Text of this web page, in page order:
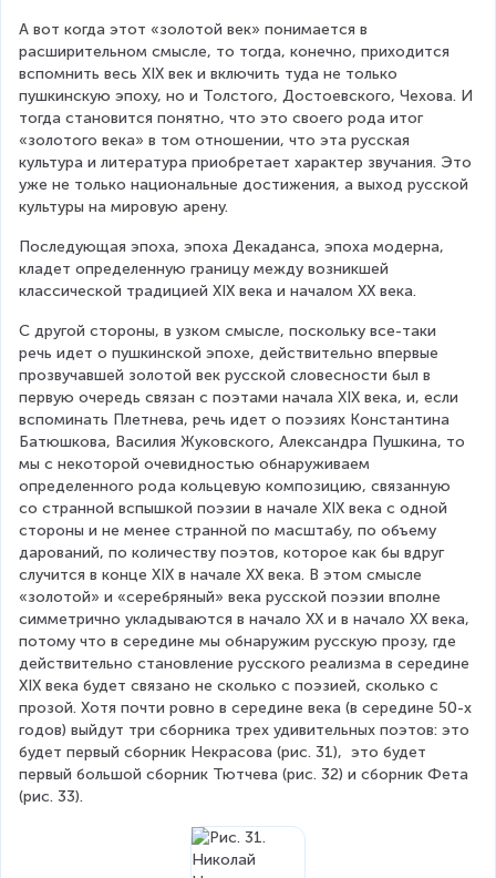
А вот когда этот «золотой век» понимается в
расширительном смысле, то тогда, конечно, приходится
вспомнить весь XIX век и включить туда не только
пушкинскую эпоху, но и Толстого, Достоевского, Чехова. И
тогда становится понятно, что это своего рода итог
«золотого века» в том отношении, что эта русская
культура и литература приобретает характер звучания. Это
уже не только национальные достижения, а выход русской
культуры на мировую арену.
Последующая эпоха, эпоха Декаданса, эпоха модерна,
кладет определенную границу между возникшей
классической традицией XIX века и началом XX века.
С другой стороны, в узком смысле, поскольку все-таки
речь идет о пушкинской эпохе, действительно впервые
прозвучавшей золотой век русской словесности был в
первую очередь связан с поэтами начала XIX века, и, если
вспоминать Плетнева, речь идет о поэзиях Константина
Батюшкова, Василия Жуковского, Александра Пушкина, то
мы с некоторой очевидностью обнаруживаем
определенного рода кольцевую композицию, связанную
со странной вспышкой поэзии в начале XIX века с одной
стороны и не менее странной по масштабу, по объему
дарований, по количеству поэтов, которое как бы вдруг
случится в конце XIX в начале XX века. В этом смысле
«золотой» и «серебряный» века русской поэзии вполне
симметрично укладываются в начало XX и в начало XX века,
потому что в середине мы обнаружим русскую прозу, где
действительно становление русского реализма в середине
XIX века будет связано не сколько с поэзией, сколько с
прозой. Хотя почти ровно в середине века (в середине 50-х
годов) выйдут три сборника трех удивительных поэтов: это
будет первый сборник Некрасова (рис. 31),  это будет
первый большой сборник Тютчева (рис. 32) и сборник Фета
(рис. 33).